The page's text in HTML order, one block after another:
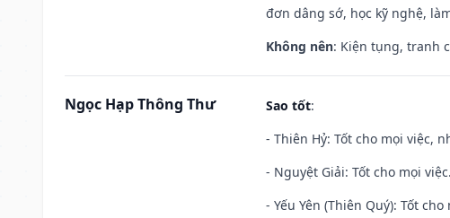
đơn dâng sớ, học kỹ nghệ,
Không nên: Kiện tụng, tranh
Ngọc Hạp Thông Thư Sao tốt:
- Thiên Hỷ: Tốt cho mọi việc,
- Nguyệt Giải: Tốt cho mọi việc.
- Yếu Yên (Thiên Quý): Tốt